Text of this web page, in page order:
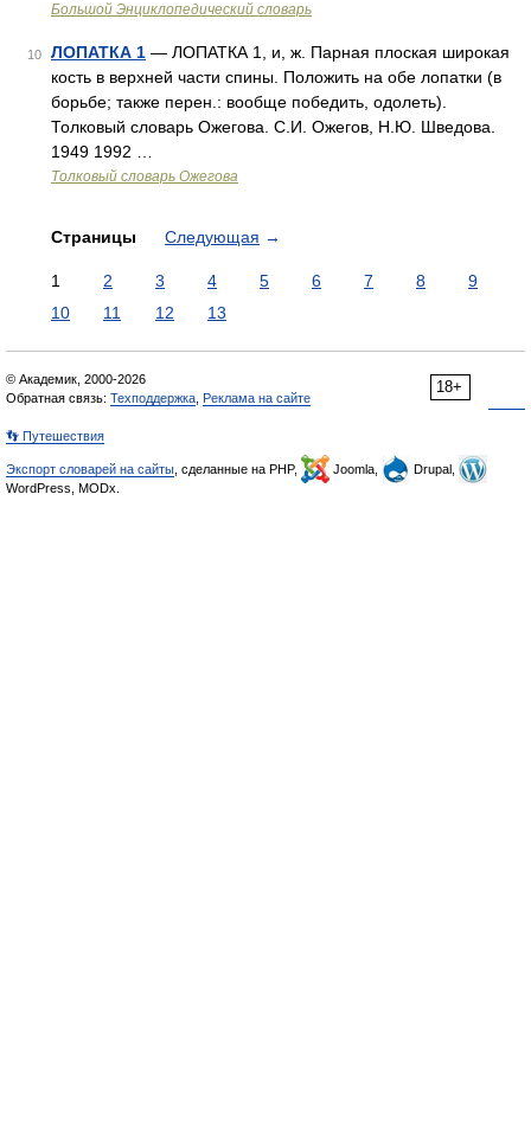
Большой Энциклопедический словарь
10 ЛОПАТКА 1 — ЛОПАТКА 1, и, ж. Парная плоская широкая
кость в верхней части спины. Положить на обе лопатки (в
борьбе; также перен.: вообще победить, одолеть).
Толковый словарь Ожегова. С.И. Ожегов, Н.Ю. Шведова.
1949 1992 …
Толковый словарь Ожегова
Страницы Следующая →
1 2 3 4 5 6 7 8
9
10
11 12 13
18+
© Академик, 2000-2026
Обратная связь: Техподдержка Реклама на сайте
👣 Путешествия
Экспорт словарей на сайты , сделанные на PHP, Joomla,
Drupal,
WordPress, MODx.